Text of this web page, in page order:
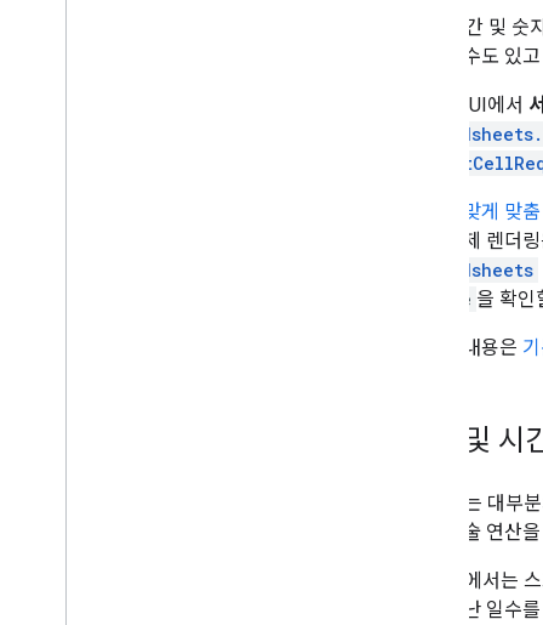
날짜-시간 및
선택할 수도 있
Sheets UI에서
범위에 맞게 맞
식의 실제 렌더
spreadsheets
locale 을 확인
자세한 내용은
날짜 및
Sheets는 대부
에서 산술 연산
Sheets에서는
이후 지난 일수